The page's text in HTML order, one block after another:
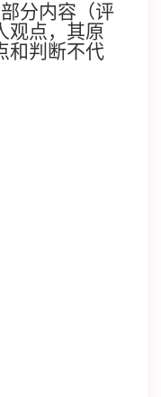
分内容（评
观点，其原
和判断不代